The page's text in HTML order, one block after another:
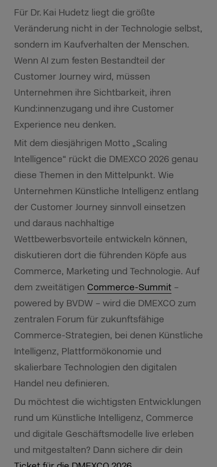
Für Dr. Kai Hudetz liegt die größte
Veränderung nicht in der Technologie selbst,
sondern im Kaufverhalten der Menschen.
Wenn AI zum festen Bestandteil der
Customer Journey wird, müssen
Unternehmen ihre Sichtbarkeit, ihren
Kund:innenzugang und ihre Customer
Experience neu denken.
Mit dem diesjährigen Motto „Scaling
Intelligence“ rückt die DMEXCO 2026 genau
diese Themen in den Mittelpunkt. Wie
Unternehmen Künstliche Intelligenz entlang
der Customer Journey sinnvoll einsetzen
und daraus nachhaltige
Wettbewerbsvorteile entwickeln können,
diskutieren dort die führenden Köpfe aus
Commerce, Marketing und Technologie. Auf
dem zweitätigen Commerce-Summit–
powered by BVDW – wird die DMEXCO zum
zentralen Forum für zukunftsfähige
Commerce-Strategien, bei denen Künstliche
Intelligenz, Plattformökonomie und
skalierbare Technologien den digitalen
Handel neu definieren.
Du möchtest die wichtigsten Entwicklungen
rund um Künstliche Intelligenz, Commerce
und digitale Geschäftsmodelle live erleben
und mitgestalten? Dann sichere dir dein